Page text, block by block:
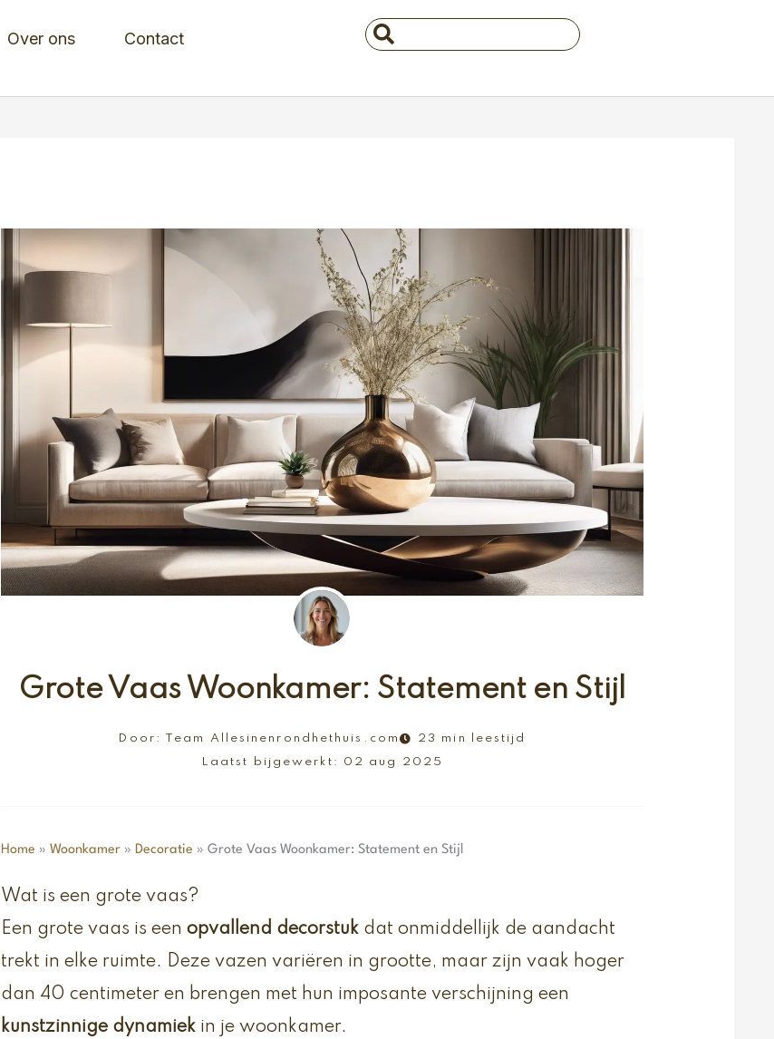
Over ons Contact
Search
...
Grote Vaas Woonkamer: Statement en Stijl
Door: Team Allesinenrondhethuis.com
23 min leestijd
Laatst bijgewerkt:
02 aug 2025
Home » Woonkamer » Decoratie » Grote Vaas Woonkamer: Statement en Stijl
Wat is een grote vaas?
Een grote vaas is een opvallend decorstuk dat onmiddellijk de aandacht
trekt in elke ruimte. Deze vazen variëren in grootte, maar zijn vaak hoger
dan 40 centimeter en brengen met hun imposante verschijning een
kunstzinnige dynamiek in je woonkamer.